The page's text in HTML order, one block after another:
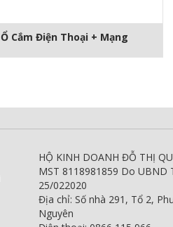
Ổ Cắm Điện Thoại + Mạng
HỘ KINH DOANH ĐỖ THỊ
MST 8118981859 Do UBND
25/022020
Địa chỉ: Số nhà 291, Tổ 2,
Nguyên